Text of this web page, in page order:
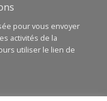
pour vous envoyer
activités de la
utiliser le lien de